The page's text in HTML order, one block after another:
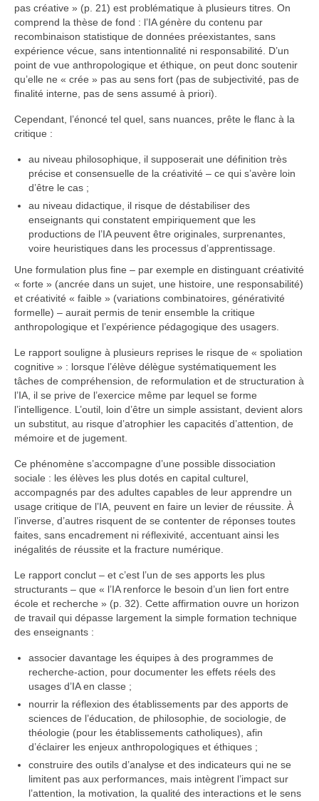
pas créative » (p. 21) est problématique à plusieurs titres. On
comprend la thèse de fond : l’IA génère du contenu par
recombinaison statistique de données préexistantes, sans
expérience vécue, sans intentionnalité ni responsabilité. D’un
point de vue anthropologique et éthique, on peut donc soutenir
qu’elle ne « crée » pas au sens fort (pas de subjectivité, pas de
finalité interne, pas de sens assumé à priori).
Cependant, l’énoncé tel quel, sans nuances, prête le flanc à la
critique :
au niveau philosophique, il supposerait une définition très
précise et consensuelle de la créativité – ce qui s’avère loin
d’être le cas ;
au niveau didactique, il risque de déstabiliser des
enseignants qui constatent empiriquement que les
productions de l’IA peuvent être originales, surprenantes,
voire heuristiques dans les processus d’apprentissage.
Une formulation plus fine – par exemple en distinguant créativité
« forte » (ancrée dans un sujet, une histoire, une responsabilité)
et créativité « faible » (variations combinatoires, générativité
formelle) – aurait permis de tenir ensemble la critique
anthropologique et l’expérience pédagogique des usagers.
Le rapport souligne à plusieurs reprises le risque de « spoliation
cognitive » : lorsque l’élève délègue systématiquement les
tâches de compréhension, de reformulation et de structuration à
l’IA, il se prive de l’exercice même par lequel se forme
l’intelligence. L’outil, loin d’être un simple assistant, devient alors
un substitut, au risque d’atrophier les capacités d’attention, de
mémoire et de jugement.
Ce phénomène s’accompagne d’une possible dissociation
sociale : les élèves les plus dotés en capital culturel,
accompagnés par des adultes capables de leur apprendre un
usage critique de l’IA, peuvent en faire un levier de réussite. À
l’inverse, d’autres risquent de se contenter de réponses toutes
faites, sans encadrement ni réflexivité, accentuant ainsi les
inégalités de réussite et la fracture numérique.
Le rapport conclut – et c’est l’un de ses apports les plus
structurants – que « l’IA renforce le besoin d’un lien fort entre
école et recherche » (p. 32). Cette affirmation ouvre un horizon
de travail qui dépasse largement la simple formation technique
des enseignants :
associer davantage les équipes à des programmes de
recherche-action, pour documenter les effets réels des
usages d’IA en classe ;
nourrir la réflexion des établissements par des apports de
sciences de l’éducation, de philosophie, de sociologie, de
théologie (pour les établissements catholiques), afin
d’éclairer les enjeux anthropologiques et éthiques ;
construire des outils d’analyse et des indicateurs qui ne se
limitent pas aux performances, mais intègrent l’impact sur
l’attention, la motivation, la qualité des interactions et le sens